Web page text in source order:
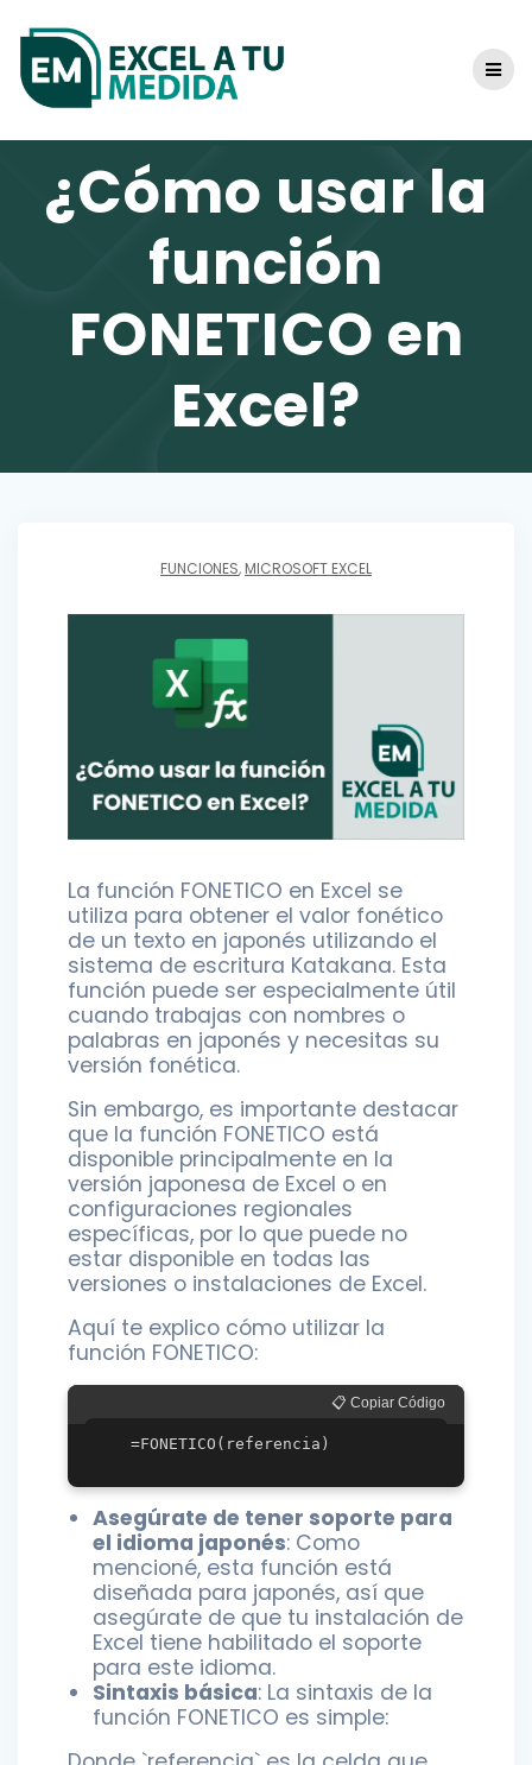
content
¿Cómo usar la
función
FONETICO en
Excel?
FUNCIONES, MICROSOFT EXCEL
La función FONETICO en Excel se
utiliza para obtener el valor fonético
de un texto en japonés utilizando el
sistema de escritura Katakana. Esta
función puede ser especialmente útil
cuando trabajas con nombres o
palabras en japonés y necesitas su
versión fonética.
Sin embargo, es importante destacar
que la función FONETICO está
disponible principalmente en la
versión japonesa de Excel o en
configuraciones regionales
específicas, por lo que puede no
estar disponible en todas las
versiones o instalaciones de Excel.
Aquí te explico cómo utilizar la
función FONETICO:
📋 Copiar Código
Asegúrate de tener soporte para
el idioma japonés: Como
mencioné, esta función está
diseñada para japonés, así que
asegúrate de que tu instalación de
Excel tiene habilitado el soporte
para este idioma.
Sintaxis básica: La sintaxis de la
función FONETICO es simple: